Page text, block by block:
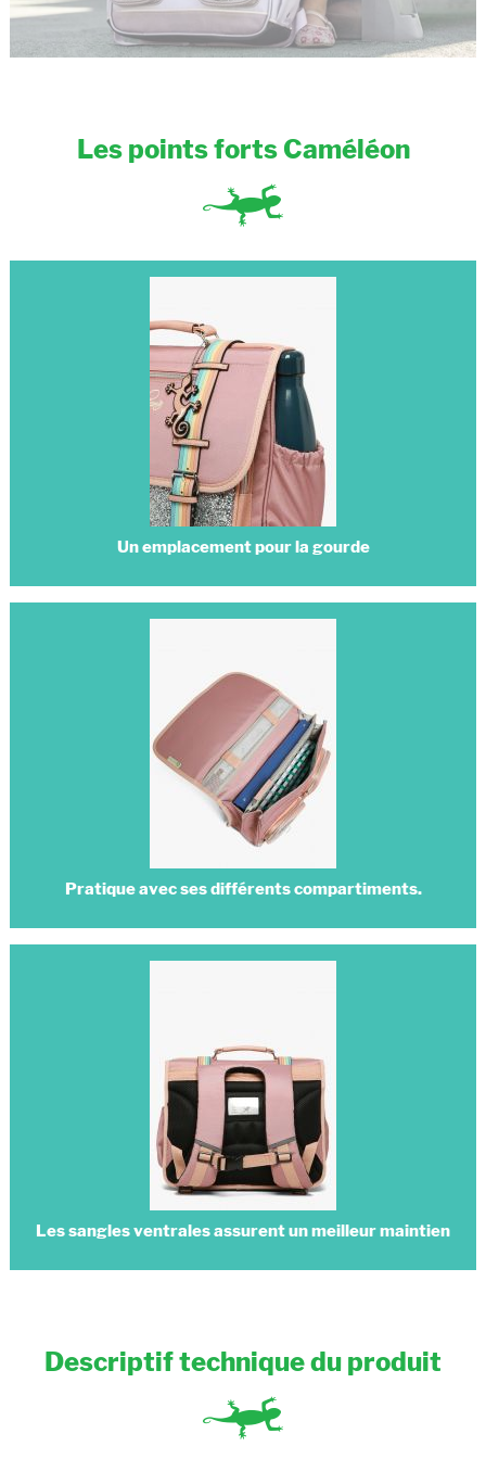
Les points forts Caméléon
Un emplacement pour la gourde
Pratique avec ses différents compartiments.
Les sangles ventrales assurent un meilleur maintien
Descriptif technique du produit